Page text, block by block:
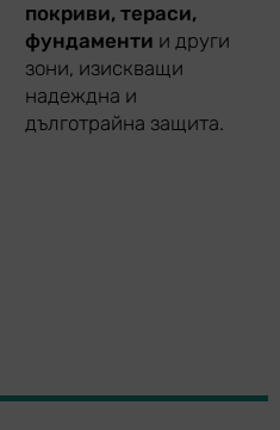
покриви, тераси,
фундаменти и други
зони, изискващи
надеждна и
дълготрайна защита.